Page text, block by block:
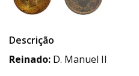
Descrição
Reinado: D. Manuel II